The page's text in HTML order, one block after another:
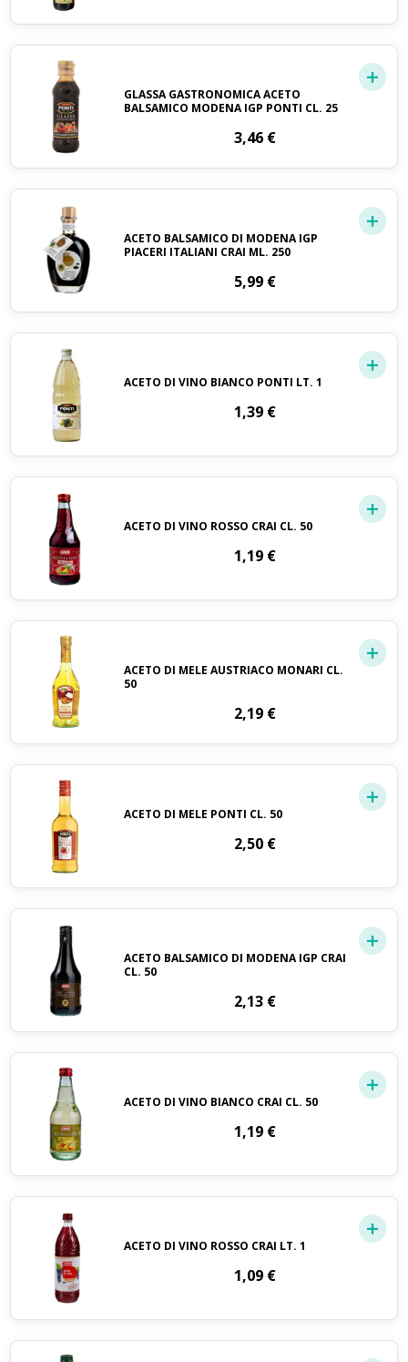
GLASSA GASTRONOMICA ACETO
BALSAMICO MODENA IGP PONTI CL. 25
3,46 €
ACETO BALSAMICO DI MODENA IGP
PIACERI ITALIANI CRAI ML. 250
5,99 €
ACETO DI VINO BIANCO PONTI LT. 1
1,39 €
ACETO DI VINO ROSSO CRAI CL. 50
1,19 €
ACETO DI MELE AUSTRIACO MONARI CL.
50
2,19 €
ACETO DI MELE PONTI CL. 50
2,50 €
ACETO BALSAMICO DI MODENA IGP CRAI
CL. 50
2,13 €
ACETO DI VINO BIANCO CRAI CL. 50
1,19 €
ACETO DI VINO ROSSO CRAI LT. 1
1,09 €